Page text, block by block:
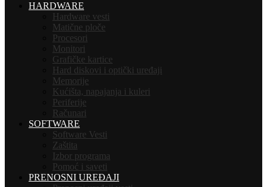
HARDWARE
Hardware vesti
Matične ploče
Procesori
Monitori
Grafičke kartice
Hard diskovi i optički uređaji
Memorije
Kućišta, napajanja i kuleri
Periferije
Računari
SOFTWARE
Software Vesti
Zaštita
Izbor programa
Pomoć i saveti
PRENOSNI UREĐAJI